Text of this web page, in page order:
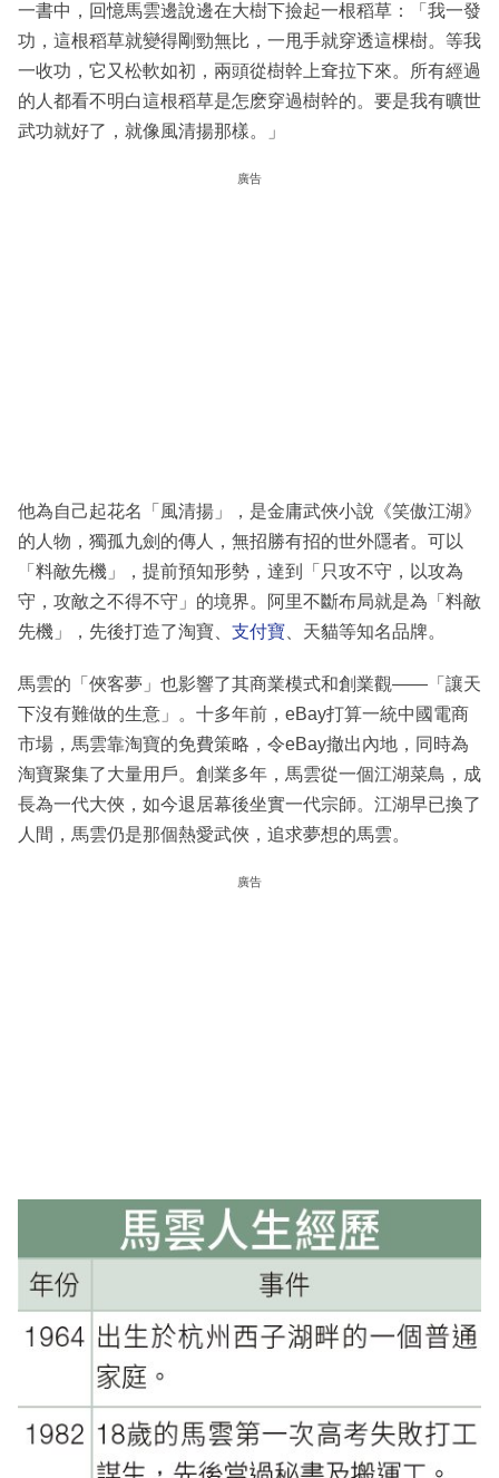
一書中，回憶馬雲邊說邊在大樹下撿起一根稻草：「我一發
功，這根稻草就變得剛勁無比，一甩手就穿透這棵樹。等我
一收功，它又松軟如初，兩頭從樹幹上耷拉下來。所有經過
的人都看不明白這根稻草是怎麽穿過樹幹的。要是我有曠世
武功就好了，就像風清揚那樣。」
廣告
他為自己起花名「風清揚」，是金庸武俠小說《笑傲江湖》
的人物，獨孤九劍的傳人，無招勝有招的世外隱者。可以
「料敵先機」，提前預知形勢，達到「只攻不守，以攻為
守，攻敵之不得不守」的境界。阿里不斷布局就是為「料敵
先機」，先後打造了淘寶、 支付寶 、天貓等知名品牌。
馬雲的「俠客夢」也影響了其商業模式和創業觀——「讓天
下沒有難做的生意」。十多年前，eBay打算一統中國電商
市場，馬雲靠淘寶的免費策略，令eBay撤出內地，同時為
淘寶聚集了大量用戶。創業多年，馬雲從一個江湖菜鳥，成
長為一代大俠，如今退居幕後坐實一代宗師。江湖早已換了
人間，馬雲仍是那個熱愛武俠，追求夢想的馬雲。
廣告